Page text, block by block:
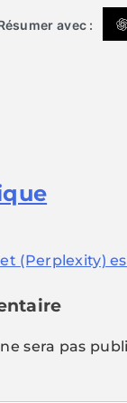
avec :
(Perplexity)
sera pas